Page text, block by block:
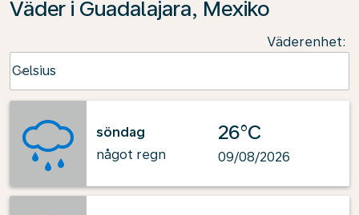
Väder i Guadalajara, Mexiko
Väderenhet:
Celsius
keyboard_arrow_down
söndag
något regn
26°C
09/08/2026